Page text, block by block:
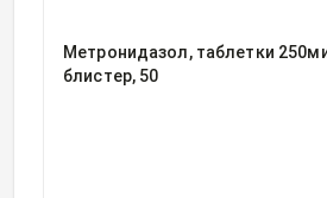
Метронидазол, таблетки
блистер, 50